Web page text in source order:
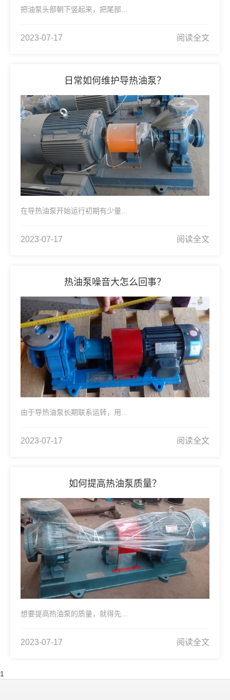
把油泵头部朝下竖起来，把尾部...
2023-07-17 阅读全文
日常如何维护导热油泵？
在导热油泵开始运行初期有少量...
2023-07-17 阅读全文
热油泵噪音大怎么回事？
由于导热油泵长期联系运转，用...
2023-07-17 阅读全文
如何提高热油泵质量？
想要提高热油泵的质量，就得先...
2023-07-17 阅读全文
1